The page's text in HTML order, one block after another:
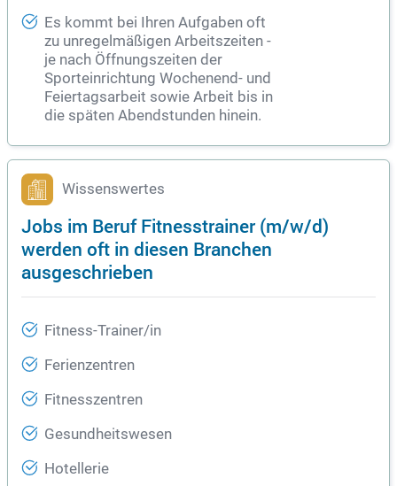
Es kommt bei Ihren Aufgaben oft
zu unregelmäßigen Arbeitszeiten -
je nach Öffnungszeiten der
Sporteinrichtung Wochenend- und
Feiertagsarbeit sowie Arbeit bis in
die späten Abendstunden hinein.
Wissenswertes
Jobs im Beruf Fitnesstrainer (m/w/d)
werden oft in diesen Branchen
ausgeschrieben
Fitness-Trainer/in
Ferienzentren
Fitnesszentren
Gesundheitswesen
Hotellerie